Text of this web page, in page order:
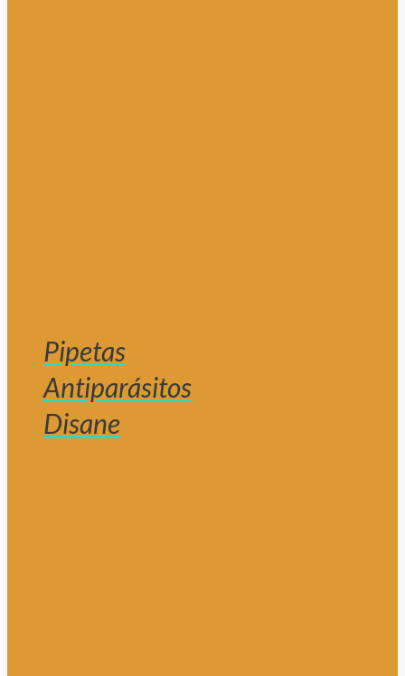
Pipetas
Antiparásitos
Disane